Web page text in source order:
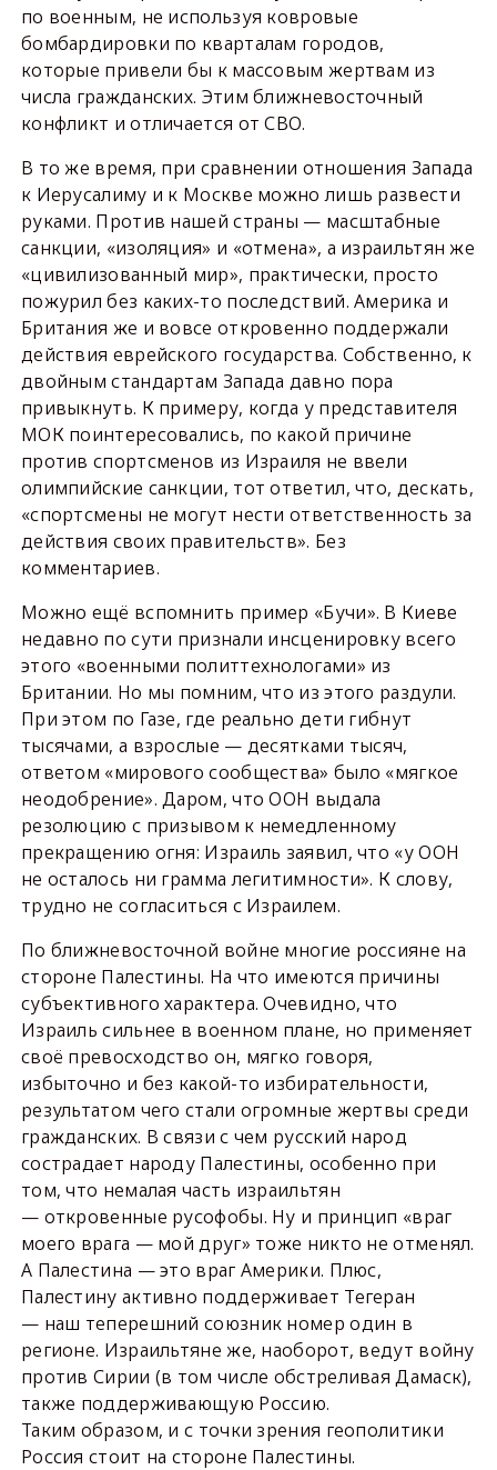
по военным, не используя ковровые
бомбардировки по кварталам городов,
которые привели бы к массовым жертвам из
числа гражданских. Этим ближневосточный
конфликт и отличается от СВО.
В то же время, при сравнении отношения Запада
к Иерусалиму и к Москве можно лишь развести
руками. Против нашей страны — масштабные
санкции, «изоляция» и «отмена», а израильтян же
«цивилизованный мир», практически, просто
пожурил без каких-то последствий. Америка и
Британия же и вовсе откровенно поддержали
действия еврейского государства. Собственно, к
двойным стандартам Запада давно пора
привыкнуть. К примеру, когда у представителя
МОК поинтересовались, по какой причине
против спортсменов из Израиля не ввели
олимпийские санкции, тот ответил, что, дескать,
«спортсмены не могут нести ответственность за
действия своих правительств». Без
комментариев.
Можно ещё вспомнить пример «Бучи». В Киеве
недавно по сути признали инсценировку всего
этого «военными политтехнологами» из
Британии. Но мы помним, что из этого раздули.
При этом по Газе, где реально дети гибнут
тысячами, а взрослые — десятками тысяч,
ответом «мирового сообщества» было «мягкое
неодобрение». Даром, что ООН выдала
резолюцию с призывом к немедленному
прекращению огня: Израиль заявил, что «у ООН
не осталось ни грамма легитимности». К слову,
трудно не согласиться с Израилем.
По ближневосточной войне многие россияне на
стороне Палестины. На что имеются причины
субъективного характера. Очевидно, что
Израиль сильнее в военном плане, но применяет
своё превосходство он, мягко говоря,
избыточно и без какой-то избирательности,
результатом чего стали огромные жертвы среди
гражданских. В связи с чем русский народ
сострадает народу Палестины, особенно при
том, что немалая часть израильтян
— откровенные русофобы. Ну и принцип «враг
моего врага — мой друг» тоже никто не отменял.
А Палестина — это враг Америки. Плюс,
Палестину активно поддерживает Тегеран
— наш теперешний союзник номер один в
регионе. Израильтяне же, наоборот, ведут войну
против Сирии (в том числе обстреливая Дамаск),
также поддерживающую Россию.
Таким образом, и с точки зрения геополитики
Россия стоит на стороне Палестины.